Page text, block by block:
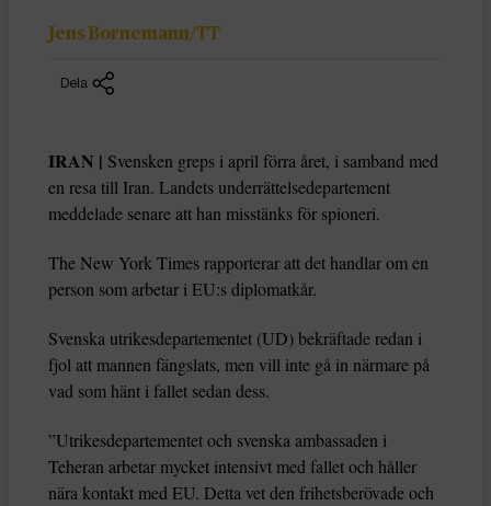
Jens Bornemann/TT
Dela
IRAN | Svensken greps i april förra året, i samband med
en resa till Iran. Landets underrättelsedepartement
meddelade senare att han misstänks för spioneri.
The New York Times rapporterar att det handlar om en
person som arbetar i EU:s diplomatkår.
Svenska utrikesdepartementet (UD) bekräftade redan i
fjol att mannen fängslats, men vill inte gå in närmare på
vad som hänt i fallet sedan dess.
”Utrikesdepartementet och svenska ambassaden i
Teheran arbetar mycket intensivt med fallet och håller
nära kontakt med EU. Detta vet den frihetsberövade och